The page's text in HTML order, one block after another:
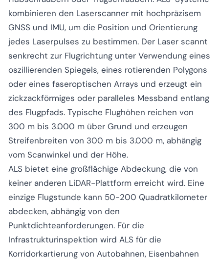
kombinieren den Laserscanner mit hochpräzisem
GNSS und IMU, um die Position und Orientierung
jedes Laserpulses zu bestimmen. Der Laser scannt
senkrecht zur Flugrichtung unter Verwendung eines
oszillierenden Spiegels, eines rotierenden Polygons
oder eines faseroptischen Arrays und erzeugt ein
zickzackförmiges oder paralleles Messband entlang
des Flugpfads. Typische Flughöhen reichen von
300 m bis 3.000 m über Grund und erzeugen
Streifenbreiten von 300 m bis 3.000 m, abhängig
vom Scanwinkel und der Höhe.
ALS bietet eine großflächige Abdeckung, die von
keiner anderen LiDAR-Plattform erreicht wird. Eine
einzige Flugstunde kann 50-200 Quadratkilometer
abdecken, abhängig von den
Punktdichteanforderungen. Für die
Infrastrukturinspektion wird ALS für die
Korridorkartierung von Autobahnen, Eisenbahnen